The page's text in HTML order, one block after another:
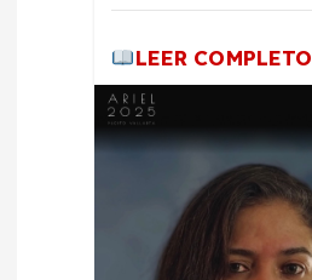
LEER COMPLETO